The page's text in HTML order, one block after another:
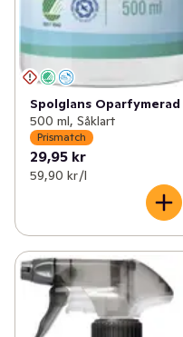
Spolglans Oparfymerad
500 ml, Såklart
Prismatch
29,95 kr
59,90 kr /l